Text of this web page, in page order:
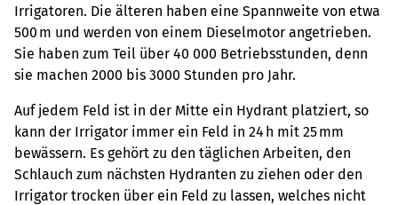
Irrigatoren. Die älteren haben eine Spannweite von etwa
500 m und werden von einem Dieselmotor angetrieben.
Sie haben zum Teil über 40 000 Betriebsstunden, denn
sie machen 2000 bis 3000 Stunden pro Jahr.
Auf jedem Feld ist in der Mitte ein Hydrant platziert, so
kann der Irrigator immer ein Feld in 24 h mit 25 mm
bewässern. Es gehört zu den täglichen Arbeiten, den
Schlauch zum nächsten Hydranten zu ziehen oder den
Irrigator trocken über ein Feld zu lassen, welches nicht